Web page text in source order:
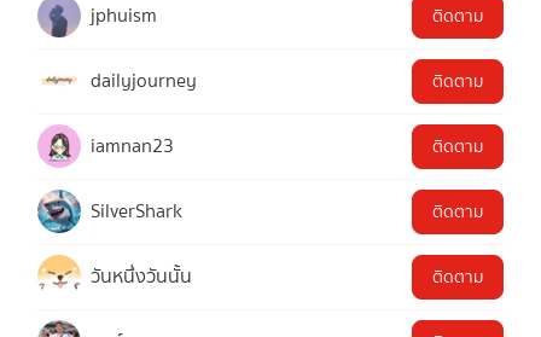
jphuism ติดตาม
dailyjourney ติดตาม
iamnan23 ติดตาม
SilverShark ติดตาม
วันหนึ่งวันนั้น ติดตาม